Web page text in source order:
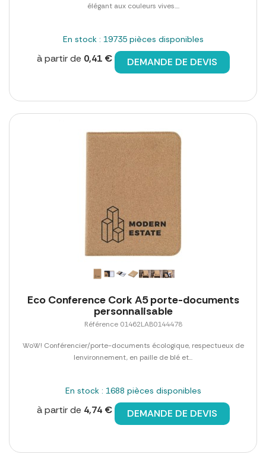
élégant aux couleurs vives....
En stock : 19735 pièces disponibles
à partir de 0,41 € DEMANDE DE DEVIS
Eco Conference Cork A5 porte-documents
personnalisable
Référence 01462LAB0144478
WoW! Conférencier/porte-documents écologique, respectueux de
lenvironnement, en paille de blé et...
En stock : 1688 pièces disponibles
à partir de 4,74 € DEMANDE DE DEVIS